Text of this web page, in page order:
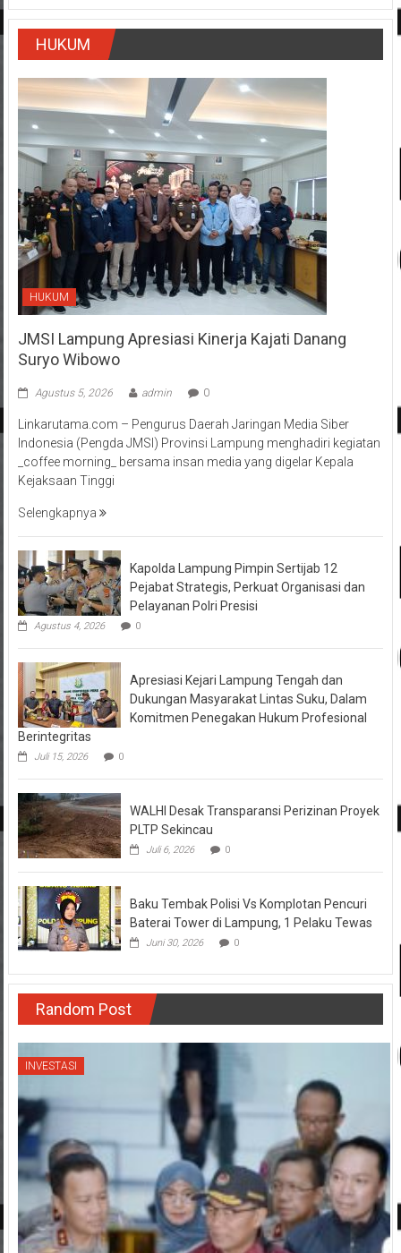
HUKUM
HUKUM
JMSI Lampung Apresiasi Kinerja Kajati Danang
Suryo Wibowo
Agustus 5, 2026 admin 0
Linkarutama.com – Pengurus Daerah Jaringan Media Siber
Indonesia (Pengda JMSI) Provinsi Lampung menghadiri kegiatan
_coffee morning_ bersama insan media yang digelar Kepala
Kejaksaan Tinggi
Selengkapnya
Kapolda Lampung Pimpin Sertijab 12
Pejabat Strategis, Perkuat Organisasi dan
Pelayanan Polri Presisi
Agustus 4, 2026 0
Apresiasi Kejari Lampung Tengah dan
Dukungan Masyarakat Lintas Suku, Dalam
Komitmen Penegakan Hukum Profesional
Berintegritas
Juli 15, 2026 0
WALHI Desak Transparansi Perizinan Proyek
PLTP Sekincau
Juli 6, 2026 0
Baku Tembak Polisi Vs Komplotan Pencuri
Baterai Tower di Lampung, 1 Pelaku Tewas
Juni 30, 2026 0
Random Post
INVESTASI